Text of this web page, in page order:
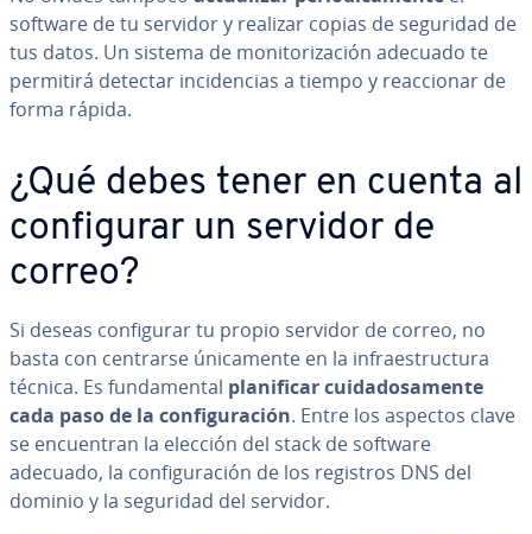
software de tu servidor y realizar copias de seguridad de
tus datos. Un sistema de mo­ni­to­ri­za­ción adecuado te
permitirá detectar in­ci­de­n­cias a tiempo y reac­cio­nar de
forma rápida.
¿Qué debes tener en cuenta al
co­n­fi­gu­rar un servidor de
correo?
Si deseas co­n­fi­gu­rar tu propio servidor de correo, no
basta con centrarse úni­ca­me­n­te en la in­frae­s­tru­c­tu­ra
técnica. Es fu­n­da­me­n­tal pla­ni­fi­car cui­da­do­sa­me­n­te
cada paso de la co­n­fi­gu­ra­ción. Entre los aspectos clave
se en­cue­n­tran la elección del stack de software
adecuado, la co­n­fi­gu­ra­ción de los registros DNS del
dominio y la seguridad del servidor.